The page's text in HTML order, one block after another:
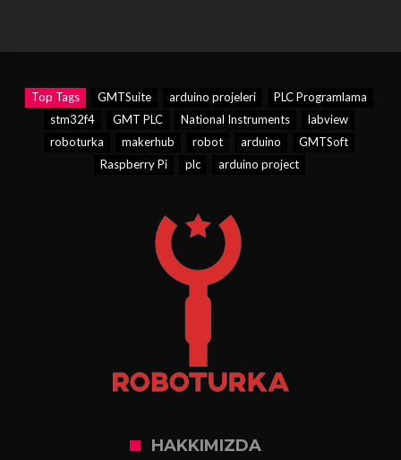
Top Tags GMTSuite arduino projeleri
PLC Programlama
stm32f4
GMT PLC National Instruments
labview
roboturka
makerhub robot arduino
GMTSoft
Raspberry Pi
plc arduino project
HAKKIMIZDA